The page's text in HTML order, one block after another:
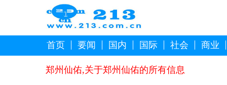
首页 要闻 国内 国际 社会 商业
郑州仙佑,关于郑州仙佑的所有信息